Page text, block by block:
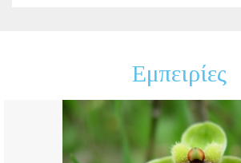
Εμπειρίες